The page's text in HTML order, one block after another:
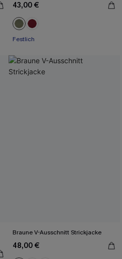
43,00 €
Festlich
Braune V-Ausschnitt Strickjacke
48,00 €